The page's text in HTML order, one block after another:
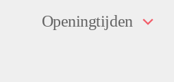
Openingtijden